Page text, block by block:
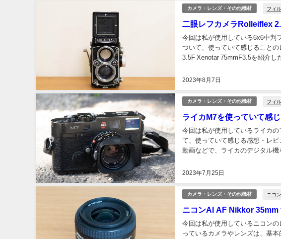
カメラ・レンズ・その他機材 フィ
二眼レフカメラRolleiflex
2023年8月7日
今回は私が使用している6x6中判
ついて、使っていて感じること
3.5F Xenotar 75mmF3.5を紹介し
カメラ・レンズ・その他機材 フィ
ライカM7を使っていて感
2023年7月25日
今回は私が使用しているライカ
て、使っていて感じる感想・レ
動画などで、ライカのデジタル
カメラ・レンズ・その他機材 ニコン
ニコンAI AF Nikkor 35mm
今回は私が使用しているニコン
っているカメラやレンズは、基